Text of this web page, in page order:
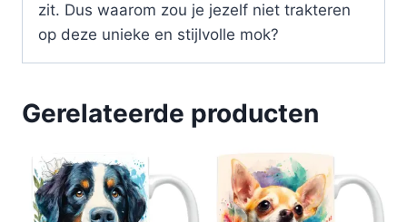
zit. Dus waarom zou je jezelf niet trakteren
op deze unieke en stijlvolle mok?
Gerelateerde producten